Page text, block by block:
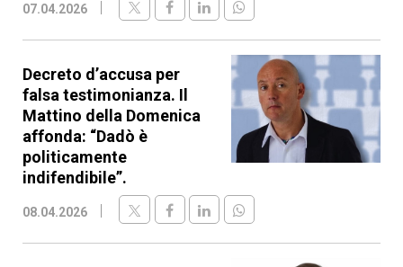
07.04.2026
Decreto d’accusa per
falsa testimonianza. Il
Mattino della Domenica
affonda: “Dadò è
politicamente
indifendibile”.
08.04.2026